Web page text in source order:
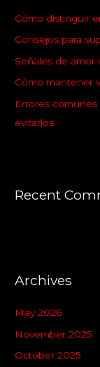
f
o
r
:
Cómo distinguir
Consejos para
Señales de
Cómo mantener
Errores
evitarlos
Recent
Archives
May 2026
November 2025
October 2025